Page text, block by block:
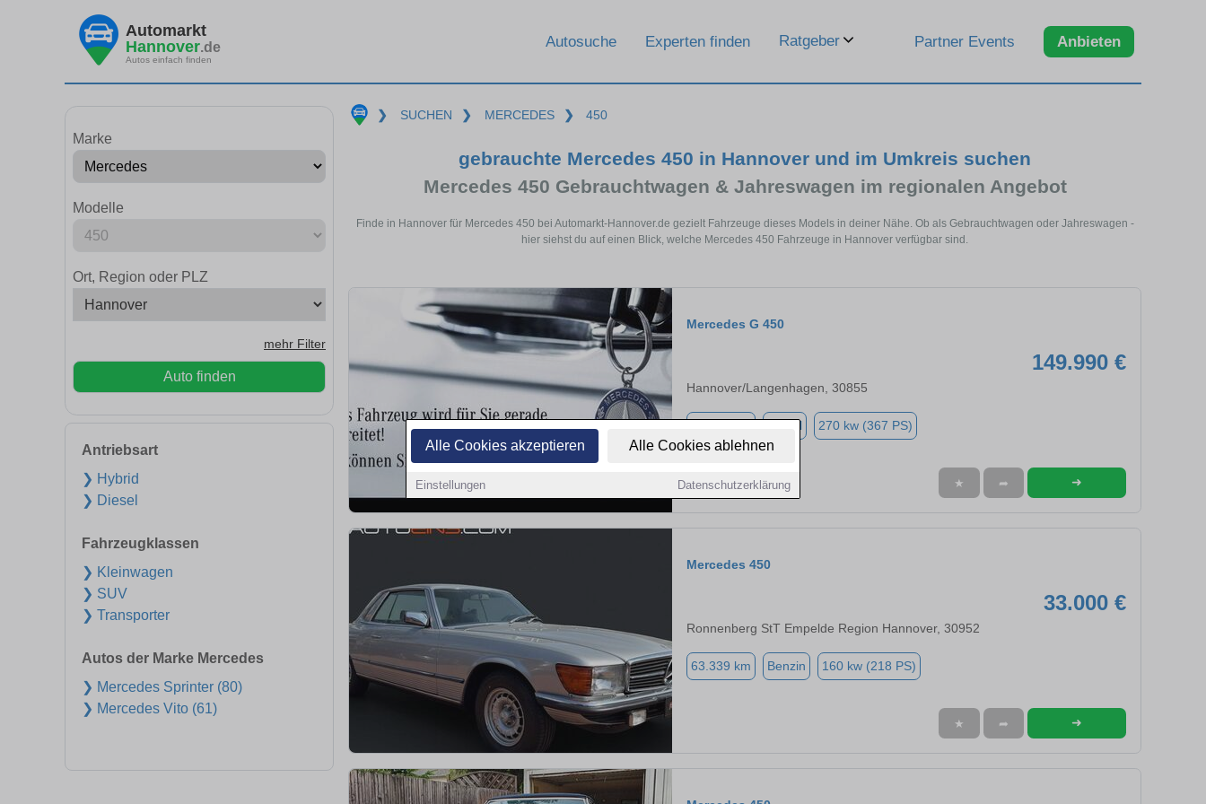
Alle Cookies akzeptieren Alle Cookies ablehnen
Einstellungen Datenschutzerklärung
Automarkt
Hannover.de
Autos einfach finden
Autosuche Experten finden Ratgeber Partner Events Anbieten
Marke
Modelle
Ort, Region oder PLZ
mehr Filter
Auto finden
Antriebsart
❯ Hybrid
❯ Diesel
Fahrzeugklassen
❯ Kleinwagen
❯ SUV
❯ Transporter
Autos der Marke Mercedes
❯ Mercedes Sprinter (80)
❯ Mercedes Vito (61)
❯ SUCHEN ❯ MERCEDES ❯ 450
gebrauchte Mercedes 450 in Hannover und im Umkreis suchen
Mercedes 450 Gebrauchtwagen & Jahreswagen im regionalen Angebot
Finde in Hannover für Mercedes 450 bei Automarkt-Hannover.de gezielt Fahrzeuge dieses Models in deiner Nähe. Ob als Gebrauchtwagen oder Jahreswagen -
hier siehst du auf einen Blick, welche Mercedes 450 Fahrzeuge in Hannover verfügbar sind.
Mercedes G 450
149.990 €
Hannover/Langenhagen, 30855
Diesel 270 kw (367 PS)
★ ➦ ➜
Mercedes 450
33.000 €
Ronnenberg StT Empelde Region Hannover, 30952
63.339 km Benzin 160 kw (218 PS)
★ ➦ ➜